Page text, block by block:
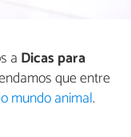
a Dicas para
que entre
mundo animal.